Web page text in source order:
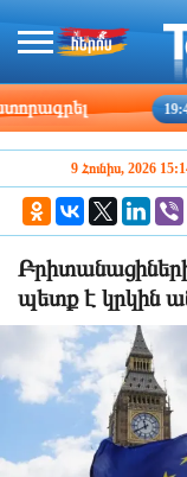
19:41
9 Հունիս, 2026
պետք է կրկին